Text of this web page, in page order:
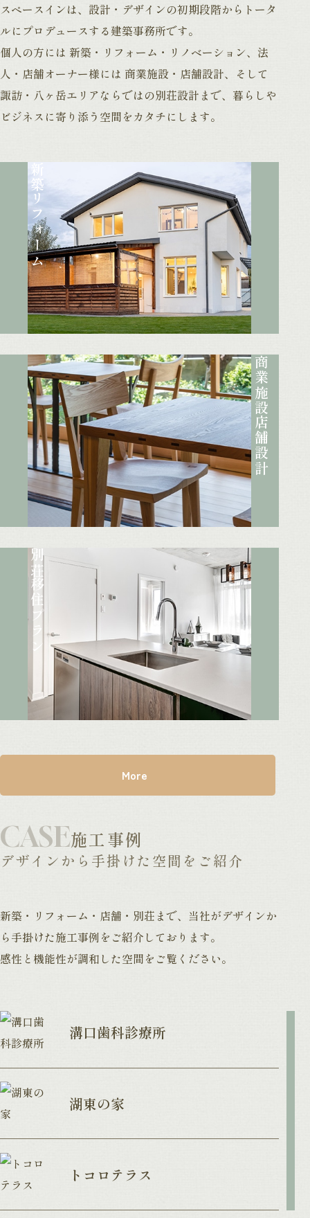
スペースインは、設計・デザインの初期段階からトータ
ルにプロデュースする建築事務所です。
個人の方には 新築・リフォーム・リノベーション、法
人・店舗オーナー様には 商業施設・店舗設計、そして
諏訪・八ヶ岳エリアならではの別荘設計まで、暮らしや
ビジネスに寄り添う空間をカタチにします。
新築
リフォーム
商業施設
店舗設計
別荘
移住プラン
More
CASE施工事例
デザインから手掛けた空間をご紹介
新築・リフォーム・店舗・別荘まで、 当社がデザインか
ら手掛けた施工事例をご紹介しております。
感性と機能性が調和した空間をご覧ください。
溝口歯科診療所
湖東の家
トコロテラス